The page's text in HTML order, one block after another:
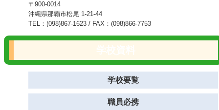
〒900-0014
沖縄県那覇市松尾 1-21-44
TEL：(098)867-1623 / FAX：(098)866-7753
学校要覧
職員必携